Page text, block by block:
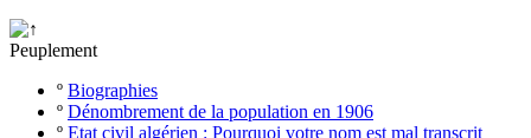
Peuplement
º Biographies
º Dénombrement de la population en 1906
º Etat civil algérien : Pourquoi votre nom est mal transcrit